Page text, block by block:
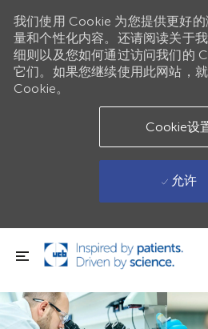
跳到主要内容
我们使用 Cookie 为您提供更好
量和个性化内容。还请阅读关于
细则以及您如何通过访问我们的
它们。如果您继续使用此网站，
Cookie。
Cookie设
允许